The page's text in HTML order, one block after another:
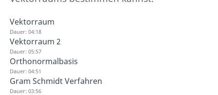
Vektorraum
Dauer: 04:18
Vektorraum 2
Dauer: 05:57
Orthonormalbasis
Dauer: 04:51
Gram Schmidt Verfahren
Dauer: 03:56